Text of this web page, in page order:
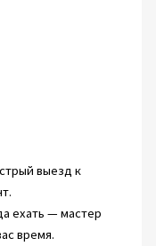
выезд к
ехать — мастер
время.